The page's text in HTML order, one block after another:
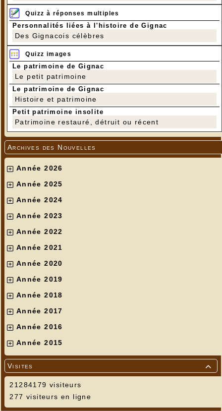
Quizz à réponses multiples
Personnalités liées à l'histoire de Gignac
Des Gignacois célèbres
Quizz images
Le patrimoine de Gignac
Le petit patrimoine
Le patrimoine de Gignac
Histoire et patrimoine
Petit patrimoine insolite
Patrimoine restauré, détruit ou récent
Archives des Nouvelles
Année 2026
Année 2025
Année 2024
Année 2023
Année 2022
Année 2021
Année 2020
Année 2019
Année 2018
Année 2017
Année 2016
Année 2015

Visites
21284179 visiteurs
277 visiteurs en ligne